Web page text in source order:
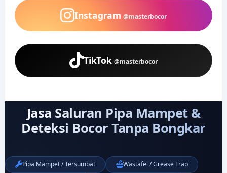
Instagram @masterbocor
TikTok @masterbocor
Jasa Saluran Pipa Mampet &
Deteksi Bocor Tanpa Bongkar
Pipa Mampet / Tersumbat
Wastafel / Grease Trap